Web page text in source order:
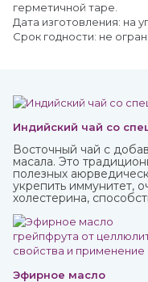
герметичной таре.
Дата изготовления: на
Срок годности: не
Индийский чай со
Восточный чай с
масала. Это
полезных
укрепить иммунитет,
холестерина,
Эфирное масло